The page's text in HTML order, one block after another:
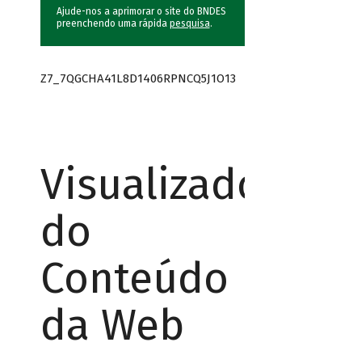
Ajude-nos a aprimorar o site do BNDES
preenchendo uma rápida pesquisa.
Z7_7QGCHA41L8D1406RPNCQ5J1O13
Visualizador
do
Conteúdo
da Web